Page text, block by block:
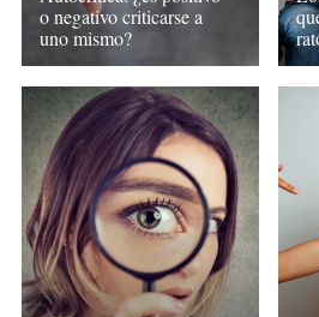
o negativo criticarse a
uno mismo?